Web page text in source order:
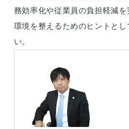
務効率化や従業員の負担軽減
環境を整えるためのヒントとし
い。